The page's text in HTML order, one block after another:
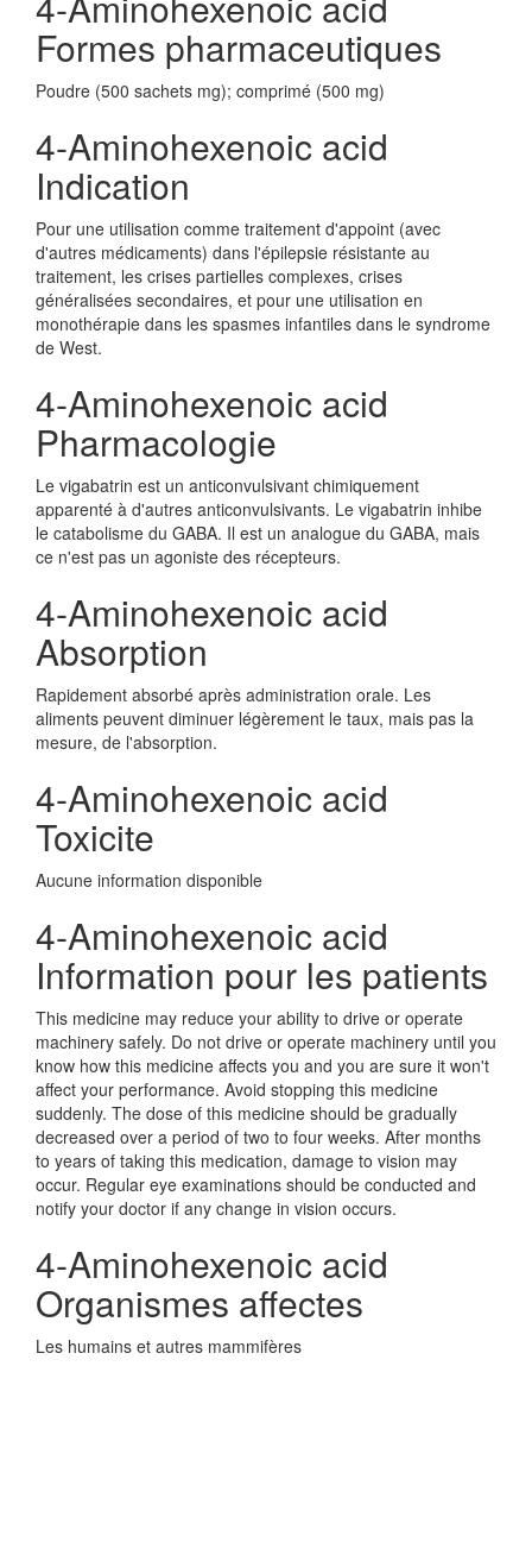
Formes pharmaceutiques
Poudre (500 sachets mg); comprimé (500 mg)
4-Aminohexenoic acid
Indication
Pour une utilisation comme traitement d'appoint (avec
d'autres médicaments) dans l'épilepsie résistante au
traitement, les crises partielles complexes, crises
généralisées secondaires, et pour une utilisation en
monothérapie dans les spasmes infantiles dans le syndrome
de West.
4-Aminohexenoic acid
Pharmacologie
Le vigabatrin est un anticonvulsivant chimiquement
apparenté à d'autres anticonvulsivants. Le vigabatrin inhibe
le catabolisme du GABA. Il est un analogue du GABA, mais
ce n'est pas un agoniste des récepteurs.
4-Aminohexenoic acid
Absorption
Rapidement absorbé après administration orale. Les
aliments peuvent diminuer légèrement le taux, mais pas la
mesure, de l'absorption.
4-Aminohexenoic acid
Toxicite
Aucune information disponible
4-Aminohexenoic acid
Information pour les patients
This medicine may reduce your ability to drive or operate
machinery safely. Do not drive or operate machinery until you
know how this medicine affects you and you are sure it won't
affect your performance. Avoid stopping this medicine
suddenly. The dose of this medicine should be gradually
decreased over a period of two to four weeks. After months
to years of taking this medication, damage to vision may
occur. Regular eye examinations should be conducted and
notify your doctor if any change in vision occurs.
4-Aminohexenoic acid
Organismes affectes
Les humains et autres mammifères